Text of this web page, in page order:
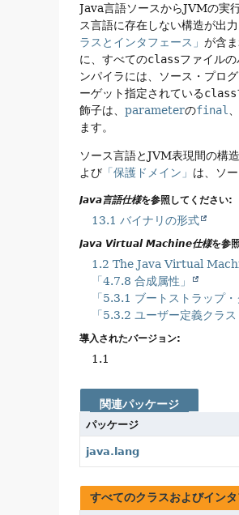
Java言語ソースからJVMの実
ス言語に存在しない構造が出
ラスとインタフェース」が含ま
に、すべてのclassファイル
ンパイラには、ソース・プロ
ーゲット指定されているclass
飾子は、parameterのfinal
ます。
ソース言語とJVM表現間の構
よび 「保護ドメイン」 は、ソ
Java言語仕様を参照してください:
13.1 バイナリの形式
Java Virtual Machine仕様を参
1.2 The Java Virtual
「4.7.8 合成属性」
「5.3.1 ブートストラップ
「5.3.2 ユーザー定義クラ
導入されたバージョン:
1.1
関連パッケージ
パッケージ
java.lang
すべてのクラスおよびイン